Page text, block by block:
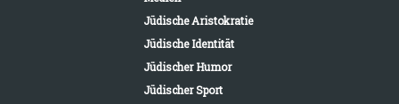
Jüdische Aristokratie
Jüdische Identität
Jüdischer Humor
Jüdischer Sport